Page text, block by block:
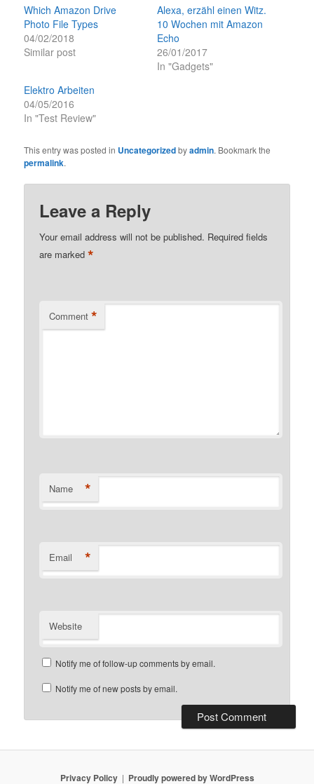
Which Amazon Drive
Photo File Types
04/02/2018
Similar post
Alexa, erzähl einen Witz.
10 Wochen mit Amazon
Echo
26/01/2017
In "Gadgets"
Elektro Arbeiten
04/05/2016
In "Test Review"
This entry was posted in Uncategorizedbyadmin. Bookmark the
permalink.
Leave a Reply
Your email address will not be published. Required fields
are marked*
Comment *
Name *
Email *
Website
Notify me of follow-up comments by email.
Notify me of new posts by email.
Privacy Policy Proudly powered by WordPress